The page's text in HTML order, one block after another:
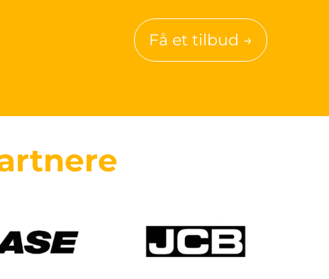
Få et tilbud →